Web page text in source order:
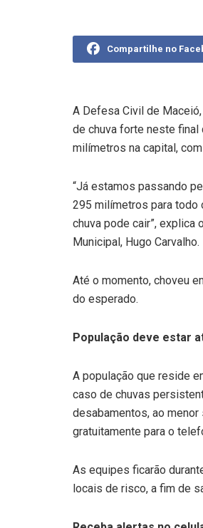
Compartilhe no
A Defesa Civil de
de chuva forte neste final
milímetros na capital,
“Já estamos passando
295 milímetros para todo
chuva pode cair”,
Municipal, Hugo Carvalho.
Até o momento, choveu
do esperado.
População deve estar
A população que reside
caso de chuvas
desabamentos, ao
gratuitamente para o
As equipes ficarão
locais de risco, a fim de